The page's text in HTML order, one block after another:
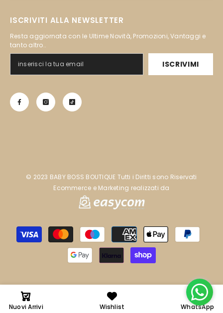
ISCRIVITI ALLA NEWSLETTER
Resta aggiornata con le Ultime Novità, Promozioni, Vantaggi e
tanto altro..
ISCRIVIMI
©️ 2023 BABY BOSS BOUTIQUE Tutti i Diritti sono Riservati
Ecommerce e Marketing realizzati da
Metodi
di
pagamento
Nuovi Arrivi Wishlist WhatsApp